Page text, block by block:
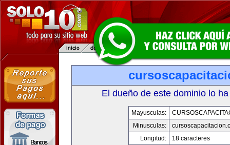
El dueño de este dominio lo
Mayusculas:
Minusculas:
Longitud:
18 caracteres